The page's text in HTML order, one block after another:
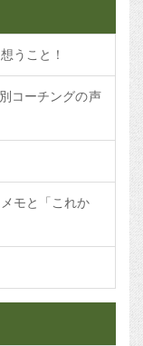
うこと！
コーチングの声
モと「これか